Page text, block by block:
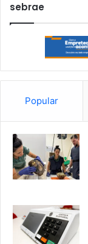
sebrae
Popular